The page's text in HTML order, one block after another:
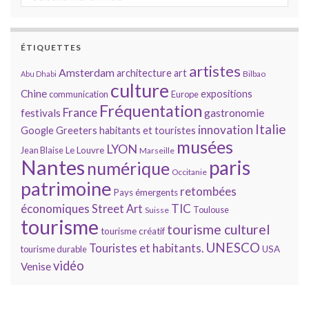
ÉTIQUETTES
Abu Dhabi Amsterdamarchitectureart artistes Bilbao
Chinecommunication culture Europeexpositions
festivals France Fréquentation gastronomie
GoogleGreeters habitants et touristes innovation Italie
Jean BlaiseLe Louvre LYON Marseille musées
Nantes numérique Occitanie paris
patrimoine Pays émergents retombées
économiques Street Art Suisse TIC Toulouse
tourisme tourisme créatif tourisme culturel
tourisme durable Touristes et habitants. UNESCO USA
Venisevidéo